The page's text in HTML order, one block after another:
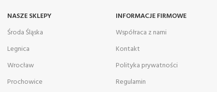
NASZE SKLEPY
Środa Śląska
Legnica
Wrocław
Prochowice
INFORMACJE FIRMOWE
Współraca z nami
Kontakt
Polityka prywatności
Regulamin